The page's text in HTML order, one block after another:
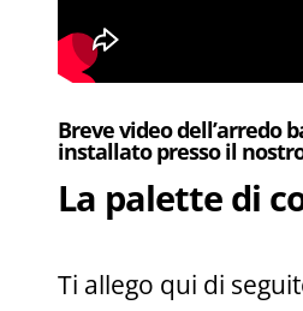
Breve video dell’arredo
installato presso il
La palette di
Ti allego qui di